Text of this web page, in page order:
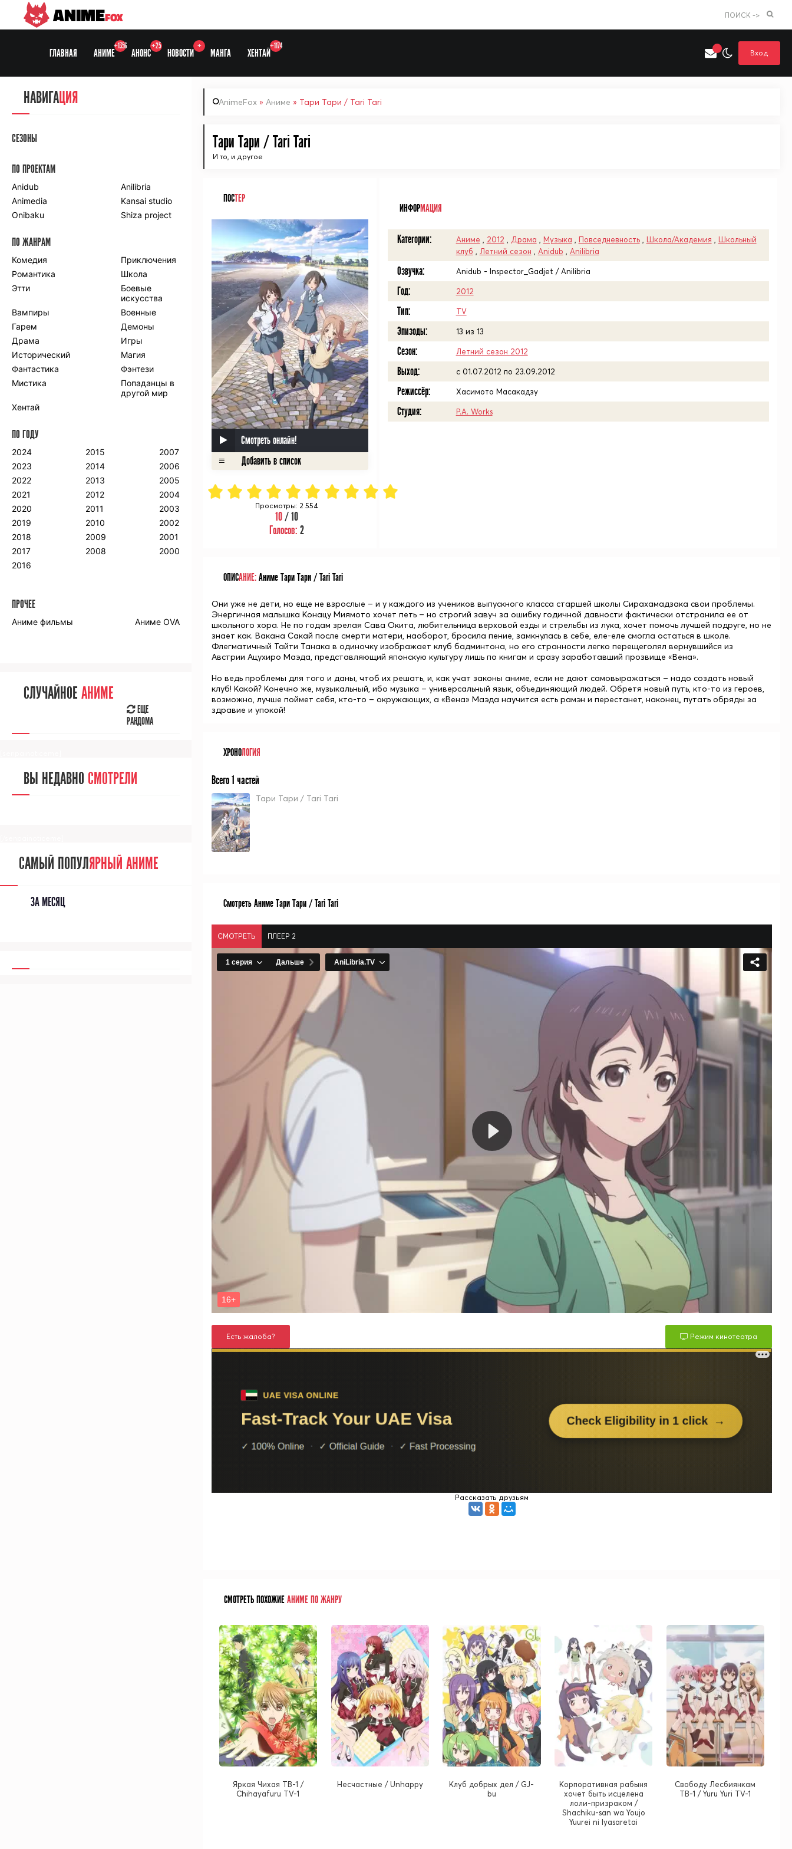
ANIMEFOX ПОИСК ->
ГЛАВНАЯ АНИМЕ
+1356
АНОНС
+25
НОВОСТИ
+
МАНГА ХЕНТАЙ
+1174
Вход
AnimeFox » Аниме » Тари Тари / Tari Tari
Тари Тари / Tari Tari
И то, и другое
ПОСТЕР
Смотреть онлайн!
Просмотры: 2 554
10/ 10
Голосов:2
ИНФОРМАЦИЯ
Категории: Аниме 2012 Драма Музыка Повседневность, Школа/Академия
Школьный
клуб
Летний сезон Anidub Anilibria
Озвучка: Anidub - Inspector_Gadjet / Anilibria
Год: 2012
Тип: TV
Эпизоды: 13 из 13
Сезон: Летний сезон 2012
Выход: c 01.07.2012 по 23.09.2012
Режиссёр: Хасимото Масакадзу
Студия: P.A. Works
ОПИСАНИЕ:Аниме Тари Тари / Tari Tari
Они уже не дети, но еще не взрослые – и у каждого из учеников выпускного класса старшей школы Сирахамадзака свои проблемы.
Энергичная малышка Конацу Миямото хочет петь – но строгий завуч за ошибку годичной давности фактически отстранила ее от
школьного хора. Не по годам зрелая Сава Окита, любительница верховой езды и стрельбы из лука, хочет помочь лучшей подруге, но не
знает как. Вакана Сакай после смерти матери, наоборот, бросила пение, замкнулась в себе, еле-еле смогла остаться в школе.
Флегматичный Тайти Танака в одиночку изображает клуб бадминтона, но его странности легко перещеголял вернувшийся из
Австрии Ацухиро Маэда, представляющий японскую культуру лишь по книгам и сразу заработавший прозвище «Вена».
Но ведь проблемы для того и даны, чтоб их решать, и, как учат законы аниме, если не дают самовыражаться – надо создать новый
клуб! Какой? Конечно же, музыкальный, ибо музыка – универсальный язык, объединяющий людей. Обретя новый путь, кто-то из героев,
возможно, лучше поймет себя, кто-то – окружающих, а «Вена» Маэда научится есть рамэн и перестанет, наконец, путать обряды за
здравие и упокой!
ХРОНОЛОГИЯ
Всего 1 частей
Тари Тари / Tari Tari
Смотреть Аниме Тари Тари / Tari Tari
СМОТРЕТЬ ПЛЕЕР 2
Есть жалоба? Режим кинотеатра
Рассказать друзьям
СМОТРЕТЬ ПОХОЖИЕАНИМЕ ПО ЖАНРУ
Яркая Чихая ТВ-1 /
Chihayafuru TV-1
Несчастные / Unhappy
Клуб добрых дел / GJ-
bu
Корпоративная рабыня
хочет быть исцелена
лоли-призраком /
Shachiku-san wa Youjo
Yuurei ni Iyasaretai
Cвободу Лесбиянкам
ТВ-1 / Yuru Yuri TV-1
НАВИГАЦИЯ
СЕЗОНЫ
ПО ПРОЕКТАМ
Anidub
Anilibria
Animedia
Kansai studio
Onibaku
Shiza project
ПО ЖАНРАМ
Комедия
Приключения
Романтика
Школа
Этти
Боевые
искусства
Вампиры
Военные
Гарем
Демоны
Драма
Игры
Исторический
Магия
Фантастика
Фэнтези
Мистика
Попаданцы в
другой мир
Хентай
ПО ГОДУ
2024
2023
2022
2021
2020
2019
2018
2017
2016
2015
2014
2013
2012
2011
2010
2009
2008
2007
2006
2005
2004
2003
2002
2001
2000
ПРОЧЕЕ
Аниме фильмы Аниме OVA
СЛУЧАЙНОЕ АНИМЕ
ЕЩЕ
РАНДОМА
ВЫ НЕДАВНО СМОТРЕЛИ
САМЫЙ ПОПУЛЯРНЫЙ АНИМЕ
ЗА МЕСЯЦ